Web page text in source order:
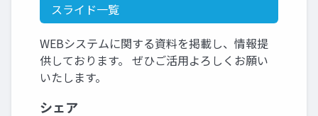
スライド一覧
WEBシステムに関する資料を掲載し、情報提
供しております。 ぜひご活用よろしくお願い
いたします。
シェア